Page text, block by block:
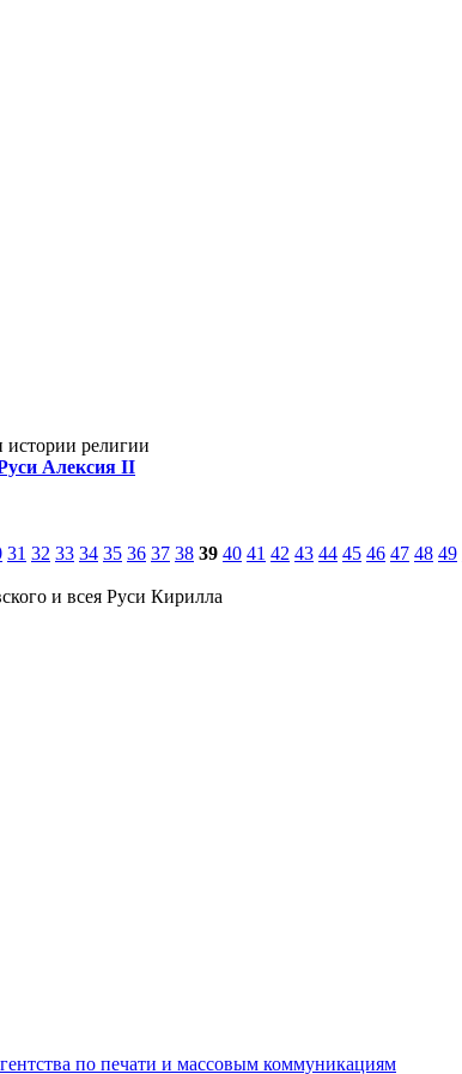
религии
Алексия II
31 32 33 34 35 36 37 38 39 40 41 42 43 44 45 46 47 48 49
и всея Руси Кирилла
по печати и массовым коммуникациям